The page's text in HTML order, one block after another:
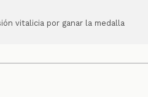
vitalicia por ganar la medalla